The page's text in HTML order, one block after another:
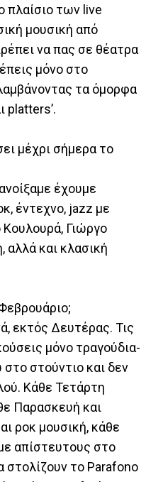
πλαίσιο των live
μουσική από
να πας σε θέατρα
μόνο στο
τα όμορφα
platters’.
μέχρι σήμερα το
έχουμε
έντεχνο, jazz με
Κουλουρά, Γιώργο
αλλά και κλασική
εκτός Δευτέρας. Τις
μόνο τραγούδια-
στούντιο και δεν
Κάθε Τετάρτη
Παρασκευή και
ροκ μουσική, κάθε
απίστευτους στο
στολίζουν το Parafono